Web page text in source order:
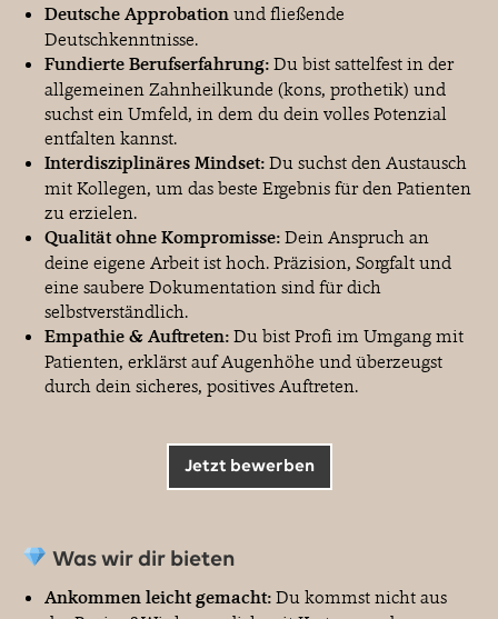
Deutsche Approbation und fließende
Deutschkenntnisse.
Fundierte Berufserfahrung: Du bist sattelfest in der
allgemeinen Zahnheilkunde (kons, prothetik) und
suchst ein Umfeld, in dem du dein volles Potenzial
entfalten kannst.
Interdisziplinäres Mindset: Du suchst den Austausch
mit Kollegen, um das beste Ergebnis für den Patienten
zu erzielen.
Qualität ohne Kompromisse: Dein Anspruch an
deine eigene Arbeit ist hoch. Präzision, Sorgfalt und
eine saubere Dokumentation sind für dich
selbstverständlich.
Empathie & Auftreten: Du bist Profi im Umgang mit
Patienten, erklärst auf Augenhöhe und überzeugst
durch dein sicheres, positives Auftreten.
Jetzt bewerben
Was wir dir bieten
Ankommen leicht gemacht: Du kommst nicht aus